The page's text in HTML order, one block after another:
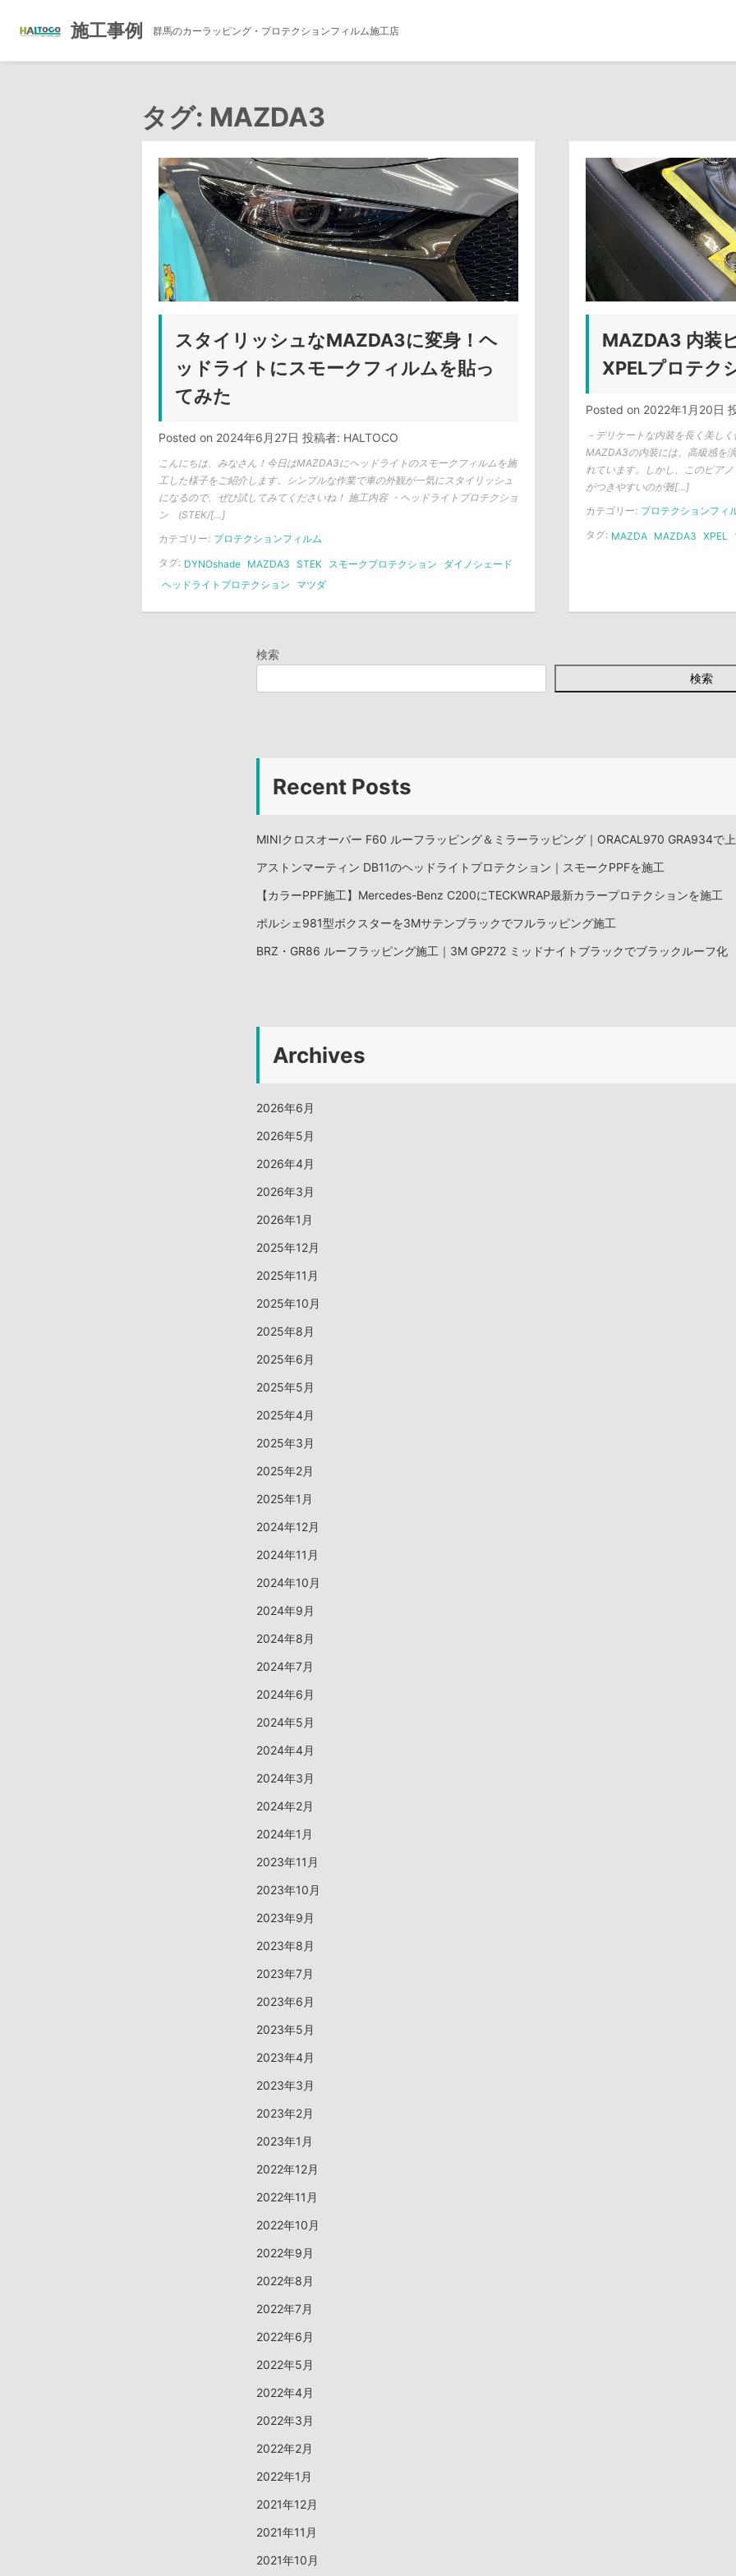
施工事例 群馬のカーラッピング・プロテクションフィルム施工店
タグ: MAZDA3
スタイリッシュなMAZDA3に変身！ヘ
ッドライトにスモークフィルムを貼っ
てみた
Posted on 2024年6月27日 投稿者: HALTOCO
こんにちは、みなさん！今日はMAZDA3にヘッドライトのスモークフィルムを施
工した様子をご紹介します。シンプルな作業で車の外観が一気にスタイリッシュ
になるので、ぜひ試してみてくださいね！ 施工内容 ・ヘッドライトプロテクショ
ン (STEK/[…]
カテゴリー: プロテクションフィルム
タグ: DYNOshade MAZDA3 STEK スモークプロテクション
ダイノシェード
ヘッドライトプロテクション
マツダ
MAZDA3 内装
XPELプロテク
Posted on 2022年1月20日
－デリケートな内装を長く美し
MAZDA3の内装には、高級感を
れています。しかし、このピア
がつきやすいのが難[…]
カテゴリー: プロテクションフィ
タグ: MAZDA MAZDA3 XPEL
検索
検索
Recent Posts
MINIクロスオーバー F60 ルーフラッピング＆ミラーラッピング｜ORACAL970 GRA934で
アストンマーティン DB11のヘッドライトプロテクション｜スモークPPFを施工
【カラーPPF施工】Mercedes-Benz C200にTECKWRAP最新カラープロテクションを施工
ポルシェ981型ボクスターを3Mサテンブラックでフルラッピング施工
BRZ・GR86 ルーフラッピング施工｜3M GP272 ミッドナイトブラックでブラックルーフ化
Archives
2026年6月
2026年5月
2026年4月
2026年3月
2026年1月
2025年12月
2025年11月
2025年10月
2025年8月
2025年6月
2025年5月
2025年4月
2025年3月
2025年2月
2025年1月
2024年12月
2024年11月
2024年10月
2024年9月
2024年8月
2024年7月
2024年6月
2024年5月
2024年4月
2024年3月
2024年2月
2024年1月
2023年11月
2023年10月
2023年9月
2023年8月
2023年7月
2023年6月
2023年5月
2023年4月
2023年3月
2023年2月
2023年1月
2022年12月
2022年11月
2022年10月
2022年9月
2022年8月
2022年7月
2022年6月
2022年5月
2022年4月
2022年3月
2022年2月
2022年1月
2021年12月
2021年11月
2021年10月